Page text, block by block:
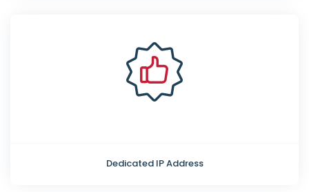
Dedicated IP Address